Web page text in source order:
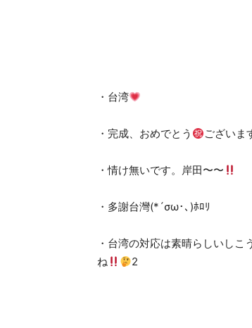
・台湾
・完成、おめでとう ございま
・情け無いです。岸田〜〜
・多謝台灣(*´σω･､)ﾎﾛﾘ
・台湾の対応は素晴らしいし
ね
2